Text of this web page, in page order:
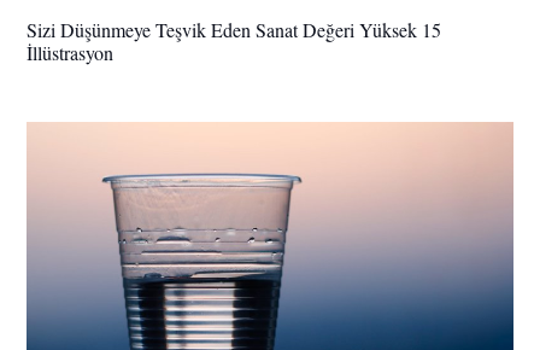
Sizi Düşünmeye Teşvik Eden Sanat Değeri Yüksek 15
İllüstrasyon